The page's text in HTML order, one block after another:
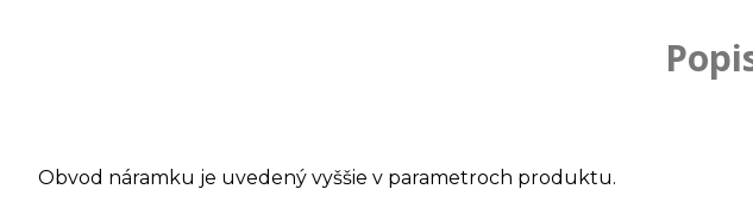
Obvod náramku je uvedený vyššie v parametroch produktu.